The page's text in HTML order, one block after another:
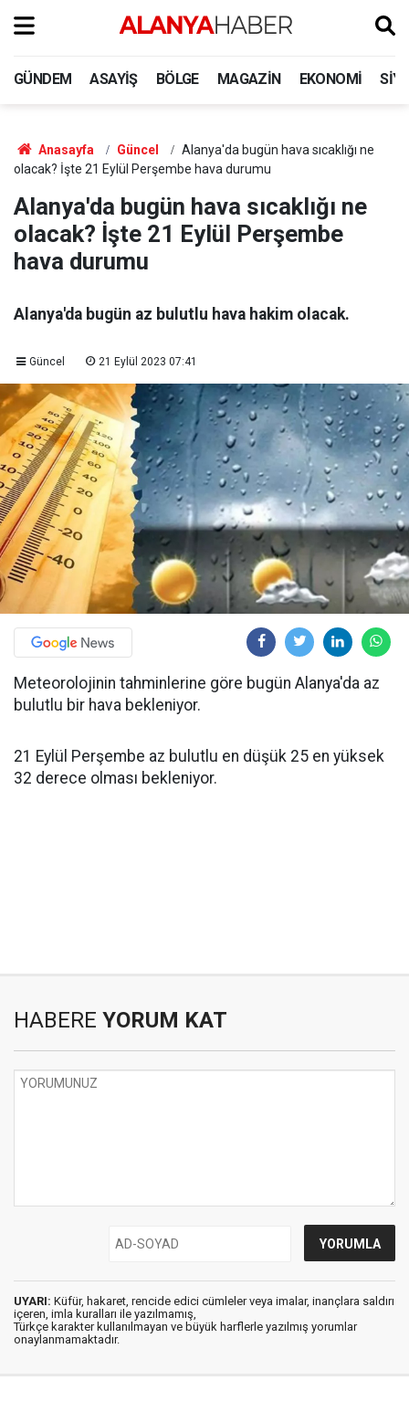
GÜNDEM ASAYIŞ BÖLGE MAGAZIN EKONOMI
Anasayfa Güncel
Alanya'da bugün hava sıcaklığı ne
olacak? İşte 21 Eylül Perşembe hava durumu
Alanya'da bugün hava sıcaklığı ne
olacak? İşte 21 Eylül Perşembe
hava durumu
Alanya'da bugün az bulutlu hava hakim olacak.
Güncel 21 Eylül 2023 07:41
Meteorolojinin tahminlerine göre bugün Alanya'da az
bulutlu bir hava bekleniyor.
21 Eylül Perşembe az bulutlu en düşük 25 en yüksek
32 derece olması bekleniyor.
HABERE YORUM KAT
UYARI: Küfür, hakaret, rencide edici cümleler veya imalar, inançlara saldırı
içeren, imla kuralları ile yazılmamış,
Türkçe karakter kullanılmayan ve büyük harflerle yazılmış yorumlar
onaylanmamaktadır.